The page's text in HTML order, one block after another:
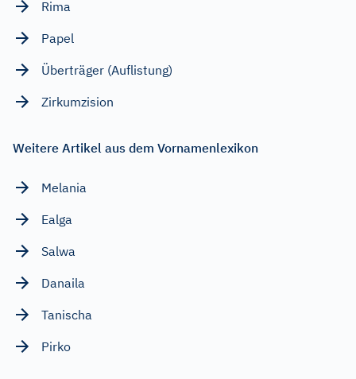
Rima
Papel
Überträger (Auflistung)
Zirkumzision
Weitere Artikel aus dem Vornamenlexikon
Melania
Ealga
Salwa
Danaila
Tanischa
Pirko